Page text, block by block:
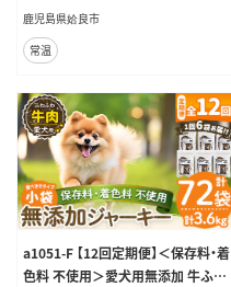
ード エサ おやつ ごはん 間食 ご褒美
ペット関係
鹿児島県姶良市
常温
a1051-F 【12回定期便】＜保存料・着
色料 不使用＞愛犬用無添加 牛ふわ